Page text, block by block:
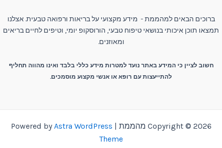
ברוכים הבאים למהממת - מידע מקצועי על בריאות ורפואה טבעית. אצלנו
תמצאו תוכן איכותי בנושאי טיפוח טבעי, הורוסקופ יומי, וטיפים לחיים בריאים
ומאוזנים.
חשוב לציין כי המידע באתר נועד למטרות מידע כללי בלבד ואינו מהווה תחליף
להתייעצות עם רופא או אנשי מקצוע מוסמכים.
Copyright © 2026 מהממת | Powered by
Astra WordPress
Theme